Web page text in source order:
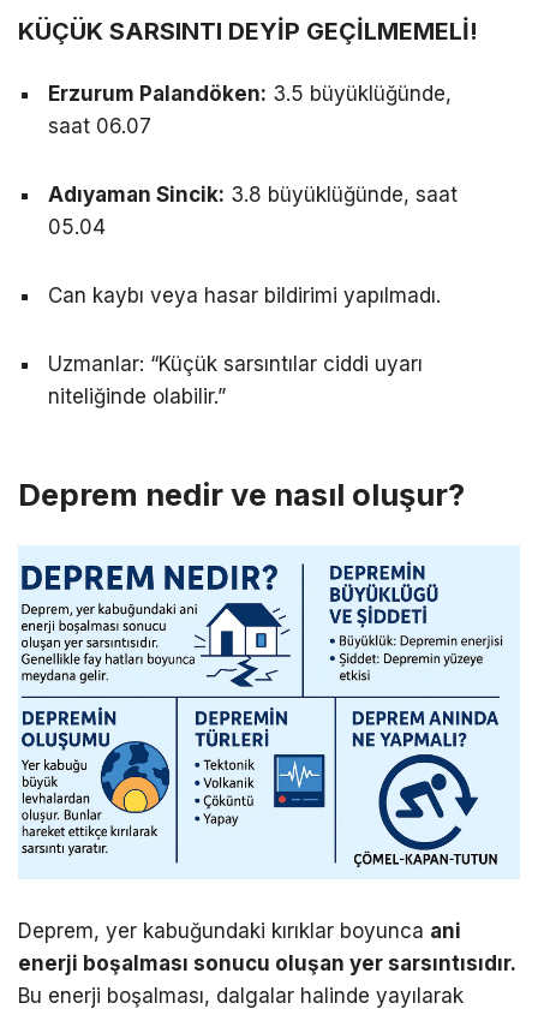
KÜÇÜK SARSINTI DEYİP GEÇİLMEMELİ!
Erzurum Palandöken: 3.5 büyüklüğünde,
saat 06.07
Adıyaman Sincik: 3.8 büyüklüğünde, saat
05.04
Can kaybı veya hasar bildirimi yapılmadı.
Uzmanlar: “Küçük sarsıntılar ciddi uyarı
niteliğinde olabilir.”
Deprem nedir ve nasıl oluşur?
Deprem, yer kabuğundaki kırıklar boyunca ani
enerji boşalması sonucu oluşan yer sarsıntısıdır.
Bu enerji boşalması, dalgalar halinde yayılarak